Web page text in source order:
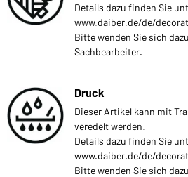
Details dazu finden Sie
www.daiber.de/de/
Bitte wenden Sie sich
Sachbearbeiter.
Druck
Dieser Artikel kann mit
veredelt werden.
Details dazu finden Sie
www.daiber.de/de/
Bitte wenden Sie sich